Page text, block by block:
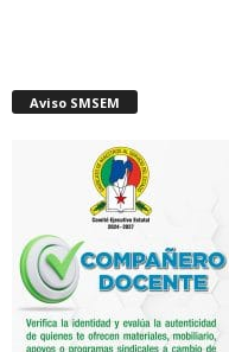
Aviso SMSEM